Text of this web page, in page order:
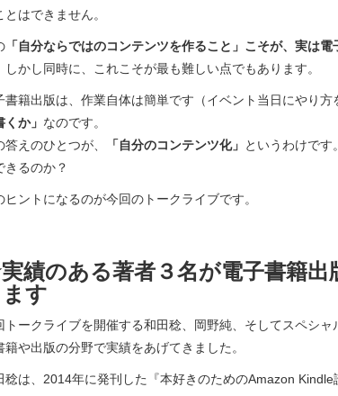
とはできません。
「自分ならではのコンテンツを作ること」こそが、実は
しかし同時に、これこそが最も難しい点でもあります。
書籍出版は、作業自体は簡単です（イベント当日にやり方
くか」 なのです。
答えのひとつが、
「自分のコンテンツ化」 というわけです
きるのか？
ヒントになるのが今回のトークライブです。
績のある著者３名が電子書籍
ます
トークライブを開催する和田稔、岡野純、そしてスペシ
籍や出版の分野で実績をあげてきました。
稔は、2014年に発刊した『本好きのためのAmazon